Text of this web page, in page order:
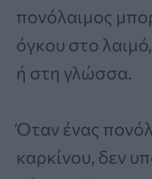
πονόλαιμος
όγκου στο
ή στη γλώσσα.
Όταν ένας
καρκίνου, δεν